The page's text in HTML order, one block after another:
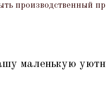
производственный
маленькую